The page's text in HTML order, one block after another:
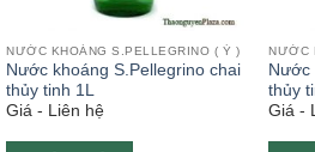
NƯỚC KHOÁNG S.PELLEGRINO ( Ý )
Nước khoáng S.Pellegrino chai
thủy tinh 1L
Giá - Liên hệ
NƯỚC
Nước
thủy
Giá -